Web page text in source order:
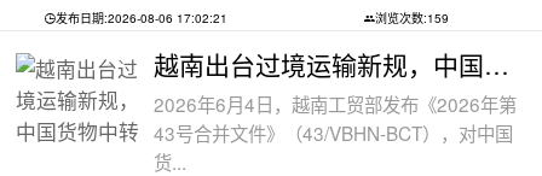
发布日期:2026-08-06 17:02:21 浏览次数:159
越南出台过境运输新规，中国货物中转通
2026年6月4日，越南工贸部发布《2026年第
43号合并文件》（43/VBHN-BCT），对中国
货...